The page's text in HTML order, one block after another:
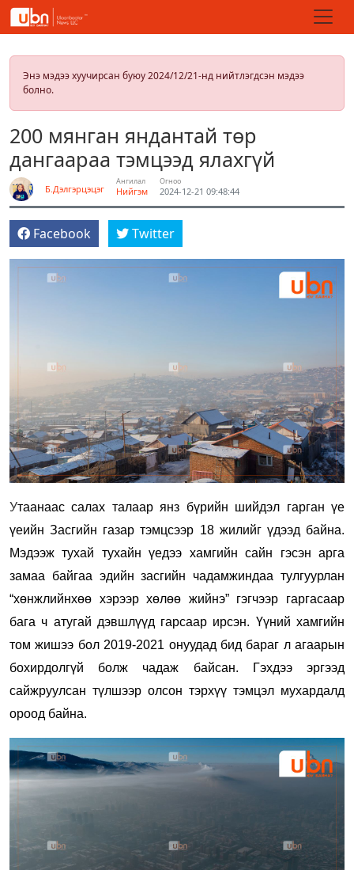
Энэ мэдээ хуучирсан буюу 2024/12/21-нд нийтлэгдсэн мэдээ
болно.
200 мянган яндантай төр
дангаараа тэмцээд ялахгүй
Б.Дэлгэрцэцэг
Ангилал
Нийгэм
Огноо
2024-12-21 09:48:44
Facebook Twitter
Утаанаас салах талаар янз бүрийн шийдэл гарган үе
үеийн Засгийн газар тэмцсээр 18 жилийг үдээд байна.
Мэдээж тухай тухайн үедээ хамгийн сайн гэсэн арга
замаа байгаа эдийн засгийн чадамжиндаа тулгуурлан
“хөнжлийнхөө хэрээр хөлөө жийнэ” гэгчээр гаргасаар
бага ч атугай дэвшлүүд гарсаар ирсэн. Үүний хамгийн
том жишээ бол 2019-2021 онуудад бид бараг л агаарын
бохирдолгүй болж чадаж байсан. Гэхдээ эргээд
сайжруулсан түлшээр олсон тэрхүү тэмцэл мухардалд
ороод байна.